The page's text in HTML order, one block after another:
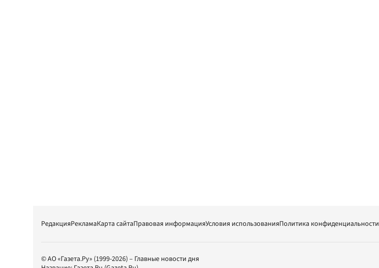
РедакцияРекламаКарта сайтаПравовая информацияУсловия использованияПолитика конфиденциальности
© АО «Газета.Ру» (1999-2026) – Главные новости дня